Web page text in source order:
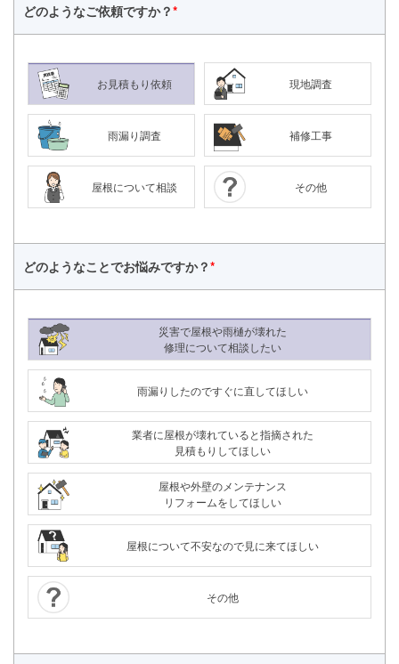
24時間365日対応
どのようなご依頼ですか？*
お見積もり依頼 現地調査
雨漏り調査 補修工事
屋根について相談 その他
どのようなことでお悩みですか？*
災害で屋根や雨樋が壊れた
修理について相談したい
雨漏りしたのですぐに直してほしい
業者に屋根が壊れていると指摘された
見積もりしてほしい
屋根や外壁のメンテナンス
リフォームをしてほしい
屋根について不安なので見に来てほしい
その他